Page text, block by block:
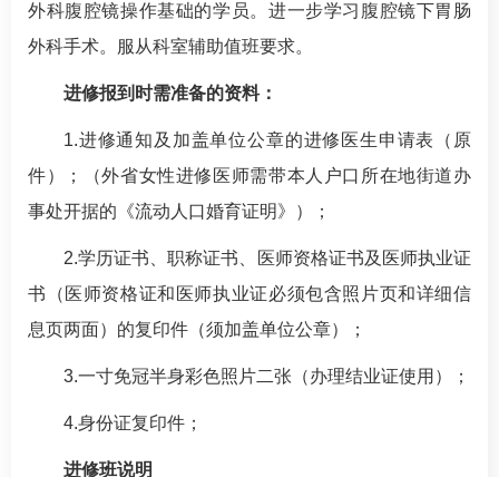
外科腹腔镜操作基础的学员。进一步学习腹腔镜下胃肠
外科手术。服从科室辅助值班要求。
进修报到时需准备的资料：
1.进修通知及加盖单位公章的进修医生申请表（原
件）；（外省女性进修医师需带本人户口所在地街道办
事处开据的《流动人口婚育证明》）；
2.学历证书、职称证书、医师资格证书及医师执业证
书（医师资格证和医师执业证必须包含照片页和详细信
息页两面）的复印件（须加盖单位公章）；
3.一寸免冠半身彩色照片二张（办理结业证使用）；
4.身份证复印件；
进修班说明